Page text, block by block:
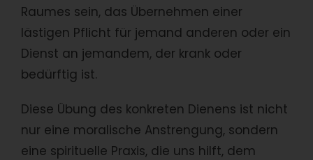
Raumes sein, das Übernehmen einer
lästigen Pflicht für jemand anderen oder ein
Dienst an jemandem, der krank oder
bedürftig ist.
Diese Übung des konkreten Dienens ist nicht
nur eine moralische Anstrengung, sondern
eine spirituelle Praxis, die uns hilft, dem